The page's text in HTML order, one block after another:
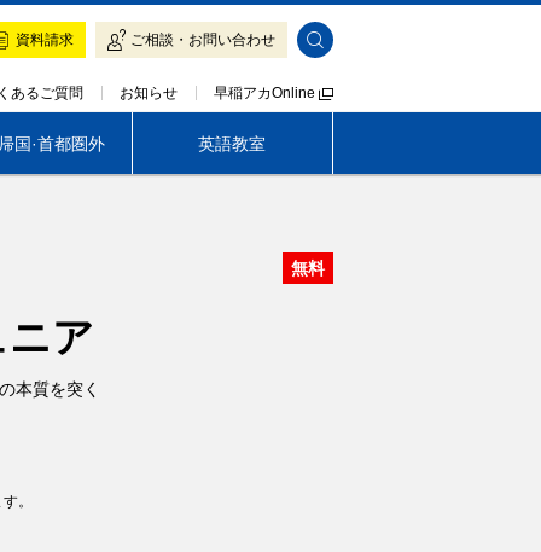
資料請求 ご相談・お問い合わせ
あるご質問 お知らせ 早稲アカOnline
入塾をご検討の方へ
国·首都圏外 英語教室
ア
無料
本質を突く
。